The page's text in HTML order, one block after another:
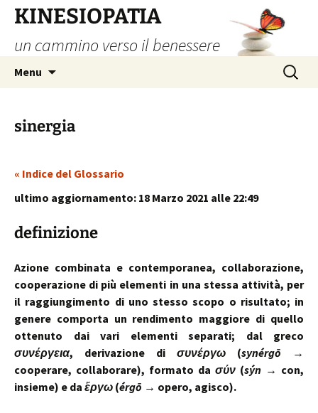
contenuto
KINESIOPATIA
un cammino verso il benessere
Menu
Ricerca
per:
sinergia
« Indice del Glossario
ultimo aggiornamento: 18 Marzo 2021 alle 22:49
definizione
Azione combinata e contemporanea, collaborazione,
cooperazione di più elementi in una stessa attività, per
il raggiungimento di uno stesso scopo o risultato; in
genere comporta un rendimento maggiore di quello
ottenuto dai vari elementi separati; dal greco
συνέργεια, derivazione di συνέργω (synérgō →
cooperare, collaborare), formato da σύν (sýn → con,
insieme) e da ἔργω (érgō → opero, agisco).